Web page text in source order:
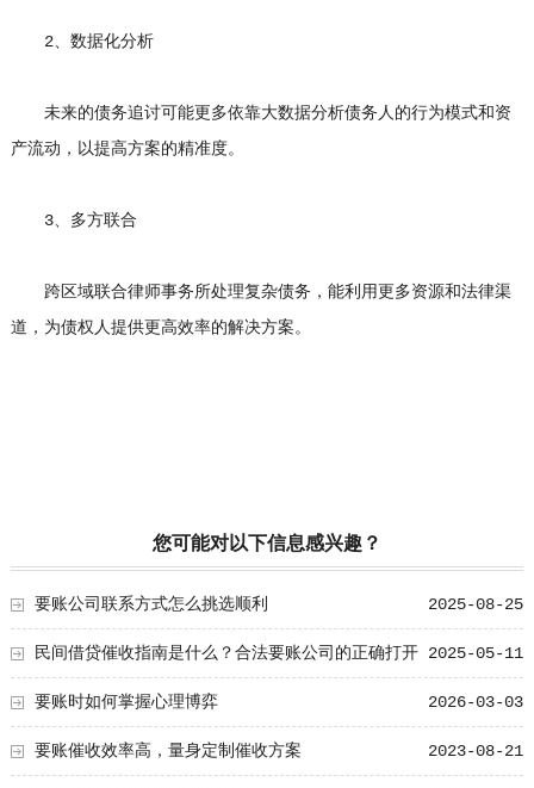
2、数据化分析
未来的债务追讨可能更多依靠大数据分析债务人的行为模式和资
产流动，以提高方案的精准度。
3、多方联合
跨区域联合律师事务所处理复杂债务，能利用更多资源和法律渠
道，为债权人提供更高效率的解决方案。
您可能对以下信息感兴趣？
2025-08-25
要账公司联系方式怎么挑选顺利
2025-05-11
民间借贷催收指南是什么？合法要账公司的正确打开
方式 2026-03-03
要账时如何掌握心理博弈
2023-08-21
要账催收效率高，量身定制催收方案